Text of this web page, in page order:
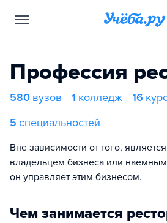
Профессия
580 вузов 1 колледж 16
5 специальностей
Вне зависимости от того,
владельцем бизнеса или наемным
он управляет этим бизнесом.
Чем занимается